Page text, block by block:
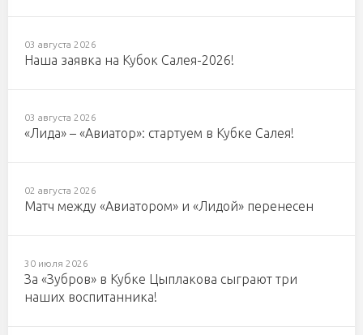
03 августа 2026
Наша заявка на Кубок Салея-2026!
03 августа 2026
«Лида» – «Авиатор»: стартуем в Кубке Салея!
02 августа 2026
Матч между «Авиатором» и «Лидой» перенесен
30 июля 2026
За «Зубров» в Кубке Цыплакова сыграют три
наших воспитанника!